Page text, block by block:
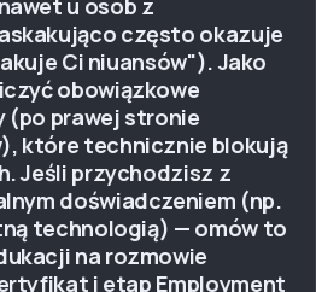
u osób z
często okazuje
Ci niuansów"). Jako
obowiązkowe
(po prawej stronie
które technicznie blokują
Jeśli przychodzisz z
doświadczeniem (np.
technologią) — omów to
na rozmowie
i etap Employment